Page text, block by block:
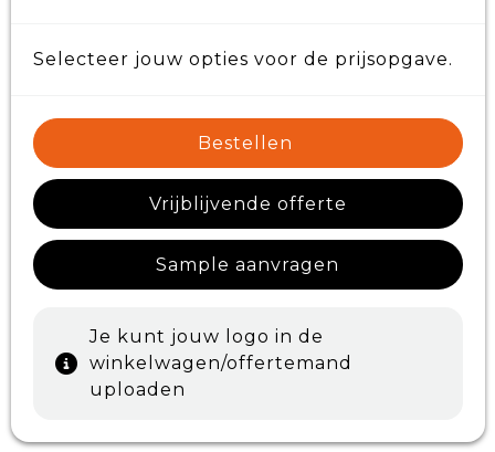
Selecteer jouw opties voor de prijsopgave.
Bestellen
Vrijblijvende offerte
Sample aanvragen
Je kunt jouw logo in de
winkelwagen/offertemand
uploaden